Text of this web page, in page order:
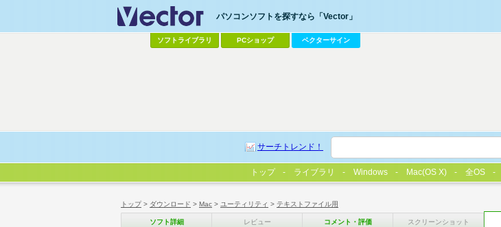
トップ> ダウンロード > Mac > ユーティリティ > テキストファイル用
ソフト詳細 レビュー コメント・評価 スクリーンショット
パソコンソフトを探すなら「Vector」
ソフトライブラリ PCショップ ベクターサイン
サーチトレンド！
トップ ライブラリ Windows Mac(OS X) 全OS